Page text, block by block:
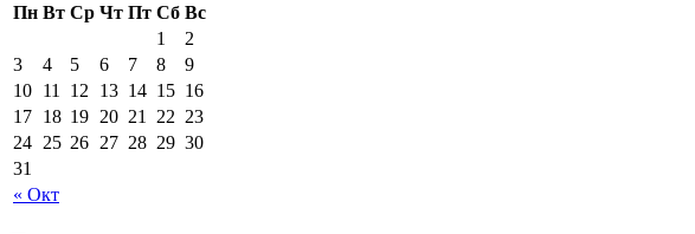
Пн Вт Ср Чт Пт Сб Вс
« Окт
1
2
3
4 5 6 7 8
9
10 11 12 13 14 15 16
17 18 19 20 21 22 23
24 25 26 27 28 29 30
31